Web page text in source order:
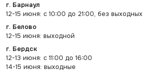
г. Барнаул
12-15 июня: с 10:00 до 21:00, без выходных
г. Белово
12-15 июня: выходной
г. Бердск
12-13 июня: с 11:00 до 16:00
14-15 июня: выходные